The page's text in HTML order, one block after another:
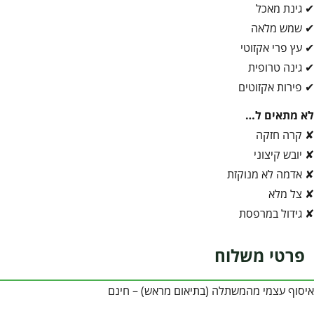
✔ גינת מאכל
✔ שמש מלאה
✔ עץ פרי אקזוטי
✔ גינה טרופית
✔ פירות אקזוטים
לא מתאים ל…
✘ קרה חזקה
✘ יובש קיצוני
✘ אדמה לא מנוקזת
✘ צל מלא
✘ גידול במרפסת
פרטי משלוח
איסוף עצמי מהמשתלה (בתיאום מראש) – חינם